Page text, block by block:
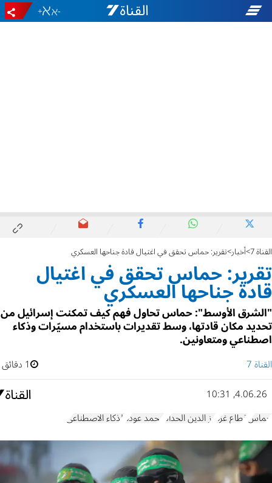
-
+
القناة 7 أخبار تقرير: حماس تحقق في اغتيال قادة جناحها العسكري
تقرير: حماس تحقق في اغتيال
قادة جناحها العسكري
"الشرق الأوسط": حماس تحاول فهم كيف تمكنت إسرائيل من
تحديد مكان قادتها، وسط تقديرات باستخدام مسيّرات وذكاء
اصطناعي ومتعاونين.
القناة 7
1 دقائق
4.06.26, 10:31
حماسقطاع غزة عز الدين الحداد محمد عودة الذكاء الاصطناعي